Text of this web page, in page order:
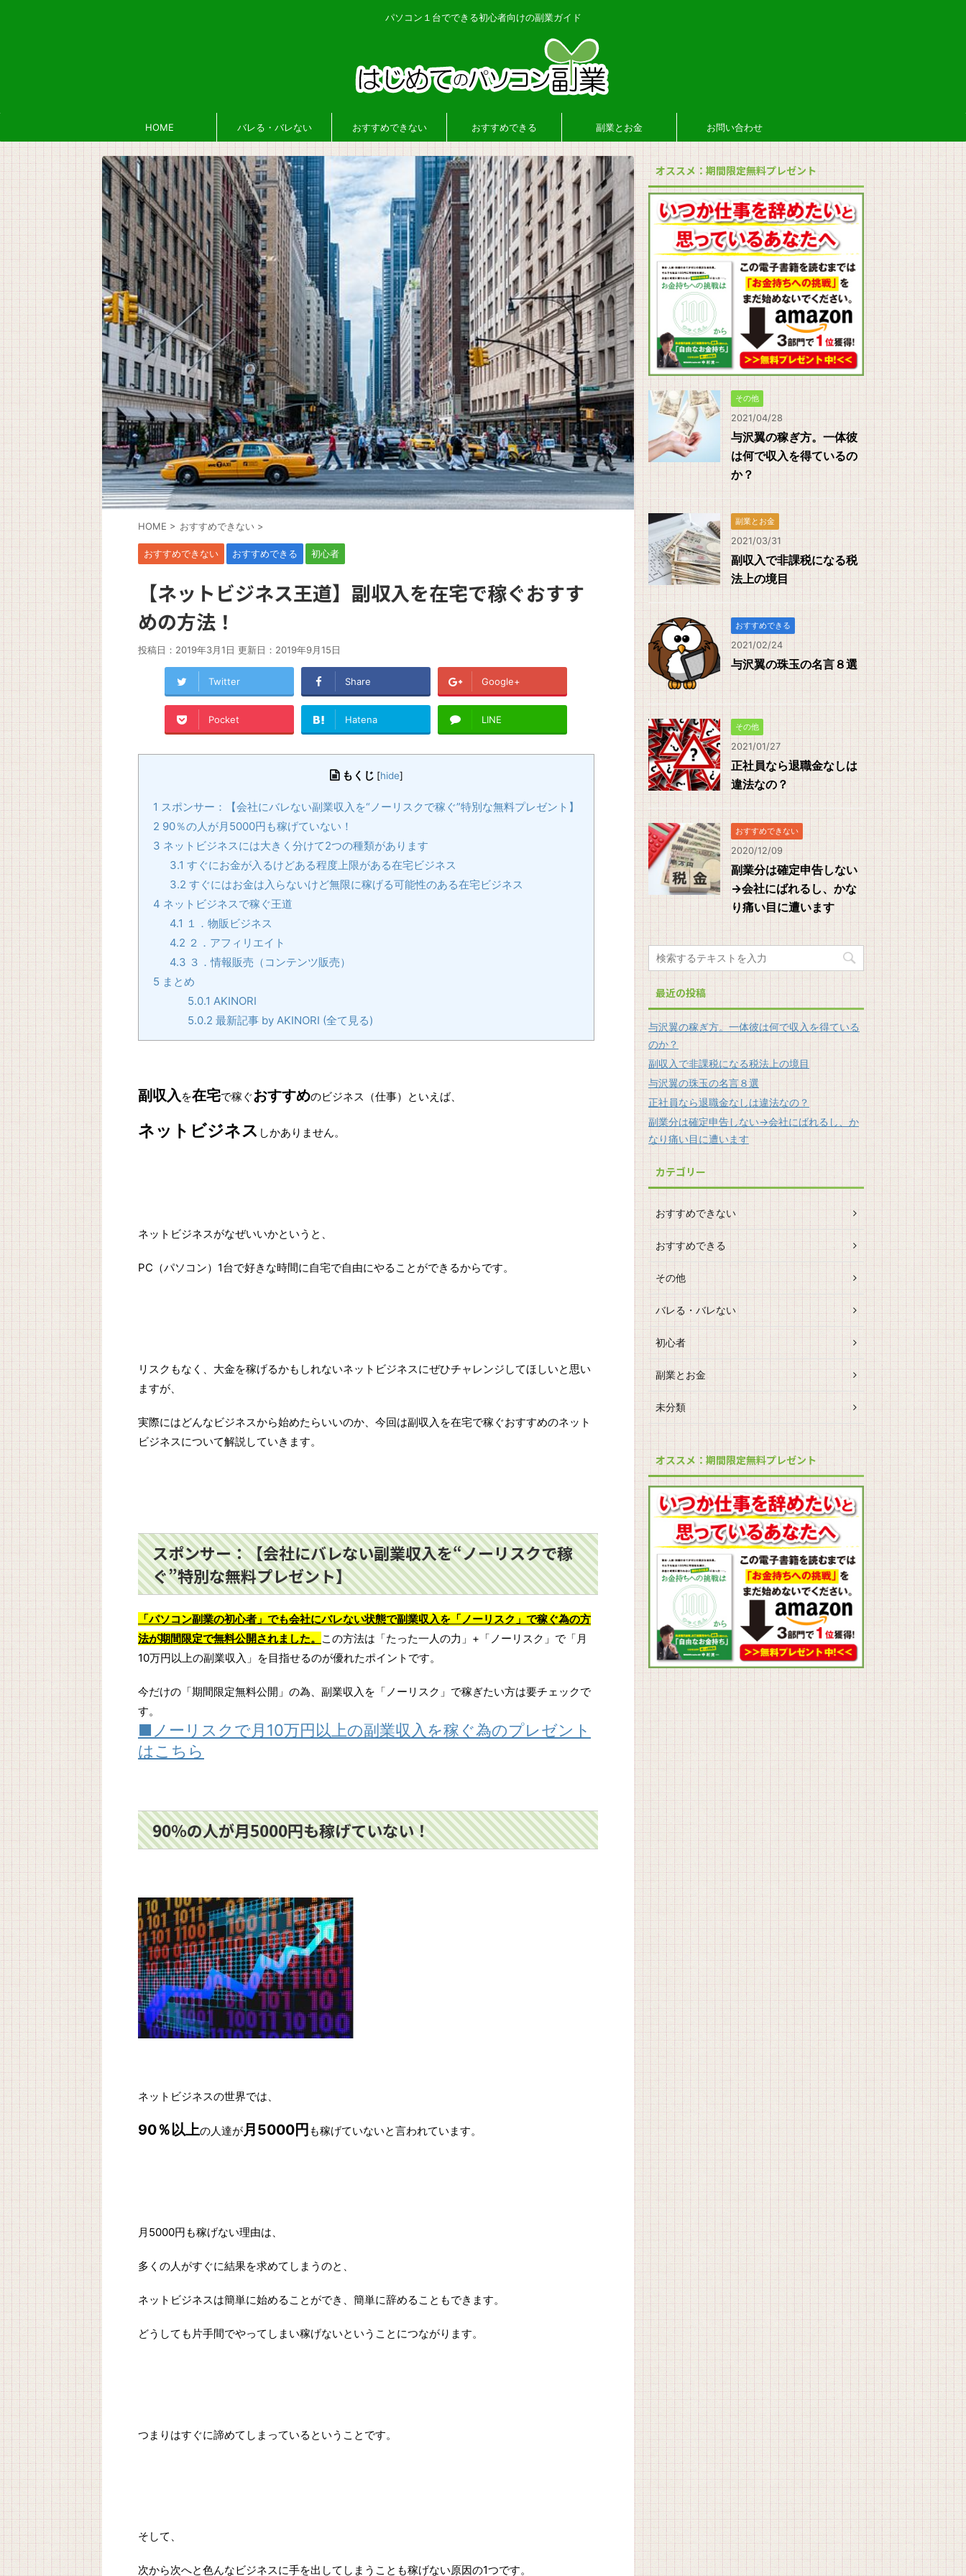
パソコン１台でできる初心者向けの副業ガイド
HOME バレる・バレない おすすめできない おすすめできる 副業とお金 お問い合わせ
HOME > おすすめできない >
おすすめできない おすすめできる 初心者
【ネットビジネス王道】副収入を在宅で稼ぐおすす
めの方法！
投稿日：2019年3月1日 更新日： 2019年9月15日
Twitter Share Google+
Pocket Hatena LINE
もくじ [hide]
1 スポンサー：【会社にバレない副業収入を“ノーリスクで稼ぐ”特別な無料プレゼント】
2 90％の人が月5000円も稼げていない！
3 ネットビジネスには大きく分けて2つの種類があります
3.1 すぐにお金が入るけどある程度上限がある在宅ビジネス
3.2 すぐにはお金は入らないけど無限に稼げる可能性のある在宅ビジネス
4 ネットビジネスで稼ぐ王道
4.1 １．物販ビジネス
4.2 ２．アフィリエイト
4.3 ３．情報販売（コンテンツ販売）
5 まとめ
5.0.1 AKINORI
5.0.2 最新記事 by AKINORI (全て見る)
副収入 を在宅で稼ぐおすすめのビジネス（仕事）といえば、
ネットビジネス しかありません。
ネットビジネスがなぜいいかというと、
PC（パソコン）1台で好きな時間に自宅で自由にやることができるからです。
リスクもなく、大金を稼げるかもしれないネットビジネスにぜひチャレンジしてほしいと思い
ますが、
実際にはどんなビジネスから始めたらいいのか、今回は副収入を在宅で稼ぐおすすめのネット
ビジネスについて解説していきます。
スポンサー：【会社にバレない副業収入を“ノーリスクで稼
ぐ”特別な無料プレゼント】
「パソコン副業の初心者」でも会社にバレない状態で副業収入を「ノーリスク」で稼ぐ為の方
法が期間限定で無料公開されました。
この方法は「たった一人の力」+「ノーリスク」で「月
10万円以上の副業収入」を目指せるのが優れたポイントです。
今だけの「期間限定無料公開」の為、副業収入を「ノーリスク」で稼ぎたい方は要チェックで
す。
■ノーリスクで月10万円以上の副業収入を稼ぐ為のプレゼント
はこちら
90％の人が月5000円も稼げていない！
ネットビジネスの世界では、
90％以上の人達が 月5000円 も稼げていないと言われています。
月5000円も稼げない理由は、
多くの人がすぐに結果を求めてしまうのと、
ネットビジネスは簡単に始めることができ、簡単に辞めることもできます。
どうしても片手間でやってしまい稼げないということにつながります。
つまりはすぐに諦めてしまっているということです。
そして、
次から次へと色んなビジネスに手を出してしまうことも稼げない原因の1つです。
オススメ：期間限定無料プレゼント
その他
2021/04/28
与沢翼の稼ぎ方。一体彼
は何で収入を得ているの
か？
副業とお金
2021/03/31
副収入で非課税になる税
法上の境目
おすすめできる
2021/02/24
与沢翼の珠玉の名言８選
その他
2021/01/27
正社員なら退職金なしは
違法なの？
おすすめできない
2020/12/09
副業分は確定申告しない
→会社にばれるし、かな
り痛い目に遭います
最近の投稿
与沢翼の稼ぎ方。一体彼は何で収入を得ている
のか？
副収入で非課税になる税法上の境目
与沢翼の珠玉の名言８選
正社員なら退職金なしは違法なの？
副業分は確定申告しない→会社にばれるし、か
なり痛い目に遭います
カテゴリー
おすすめできない
おすすめできる
その他
バレる・バレない
初心者
副業とお金
未分類
オススメ：期間限定無料プレゼント